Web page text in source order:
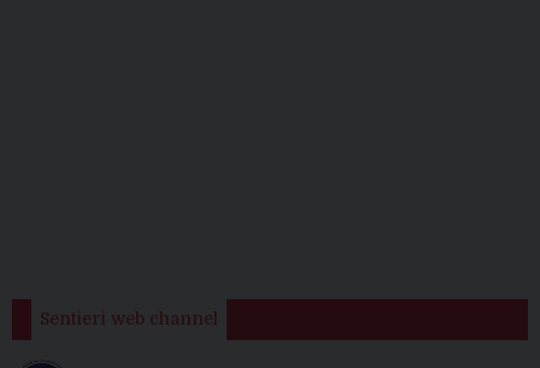
Sentieri web channel